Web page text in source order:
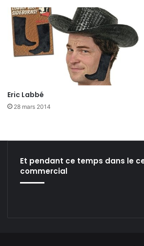
Eric Labbé
28 mars 2014
Et pendant ce temps dans le
commercial